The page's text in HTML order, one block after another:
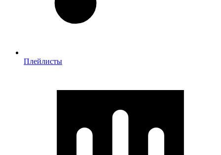
Плейлисты